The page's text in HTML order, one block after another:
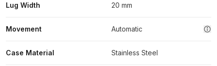
Lug Width 20 mm
Movement Automatic
Case Material Stainless Steel